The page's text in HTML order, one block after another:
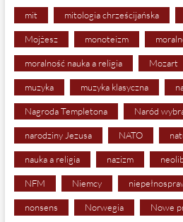
mit mitologia chrześcijańska
Mojżesz monoteizm
moralność nauka a religia Mozart
muzyka muzyka klasyczna
Nagroda Templetona Naród
narodziny Jezusa NATO
nauka a religia nazizm
NFM Niemcy
nonsens Norwegia Nowe